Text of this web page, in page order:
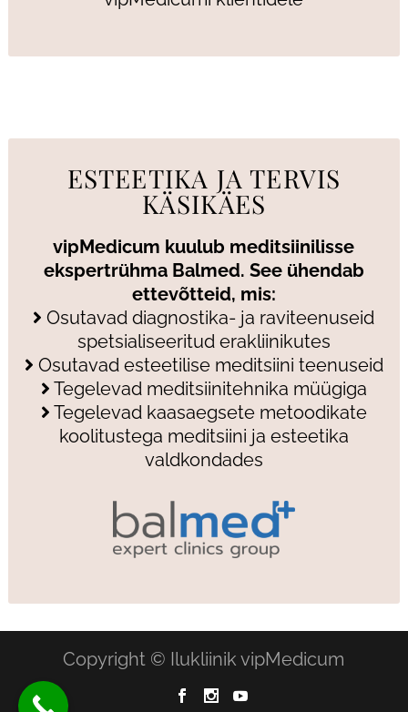
ESTEETIKA JA TERVIS
KÄSIKÄES
vipMedicum kuulub meditsiinilisse
ekspertrühma Balmed. See ühendab
ettevõtteid, mis:
Osutavad diagnostika- ja raviteenuseid
spetsialiseeritud erakliinikutes
Osutavad esteetilise meditsiini teenuseid
Tegelevad meditsiinitehnika müügiga
Tegelevad kaasaegsete metoodikate
koolitustega meditsiini ja esteetika
valdkondades
Copyright © Ilukliinik vipMedicum